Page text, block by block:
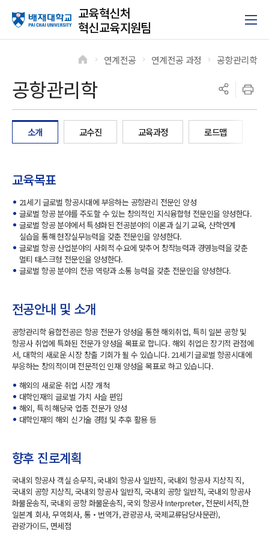
교육혁신처
혁신교육지원팀
공항관리학
연계전공 연계전공 과정 공항관리학
소개 교수진 교육과정 로드맵
교육목표
21세기 글로벌 항공시대에 부응하는 공항관리 전문인 양성
글로벌 항공 분야를 주도할 수 있는 창의적인 지식융합형 전문인을 양성한다.
글로벌 항공 분야에서 특성화된 전공분야의 이론과 실기 교육, 산학연계
실습을 통해 현장실무능력을 갖춘 전문인을 양성한다.
글로벌 항공 산업분야의 사회적 수요에 맞추어 창작능력과 경영능력을 갖춘
멀티 태스크형 전문인을 양성한다.
글로벌 항공 분야의 전공 역량과 소통 능력을 갖춘 전문인을 양성한다.
전공안내 및 소개
공항관리학 융합전공은 항공 전문가 양성을 통한 해외취업, 특히 일본 공항 및
항공사 취업에 특화된 전문가 양성을 목표로 합니다. 해외 취업은 장기적 관점에
서, 대학의 새로운 시장 창출 기회가 될 수 있습니다. 21세기 글로벌 항공시대에
부응하는 창의적이며 전문적인 인재 양성을 목표로 하고 있습니다.
해외의 새로운 취업 시장 개척
대학인재의 글로벌 가치 사슬 편입
해외, 특히 해당국 업종 전문가 양성
대학인재의 해외 신기술 경험 및 추후 활용 등
향후 진로계획
국내외 항공사 객실 승무직, 국내외 항공사 일반직, 국내외 항공사 지상직 직,
국내외 공항 지상직, 국내외 항공사 일반직, 국내외 공항 일반직, 국내외 항공사
화물운송직, 국내외 공항 화물운송직, 국외 항공사 Interpreter, 전문비서직,한
일본계 회사, 무역회사, 통・번역가, 관광공사, 국제교류담당사문관),
관광가이드, 면세점